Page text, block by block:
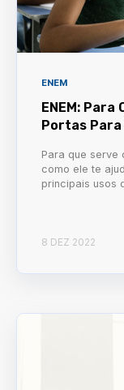
ENEM
ENEM: Para
Portas
Para que serve
como ele te
principais usos
8 DEZ 2022